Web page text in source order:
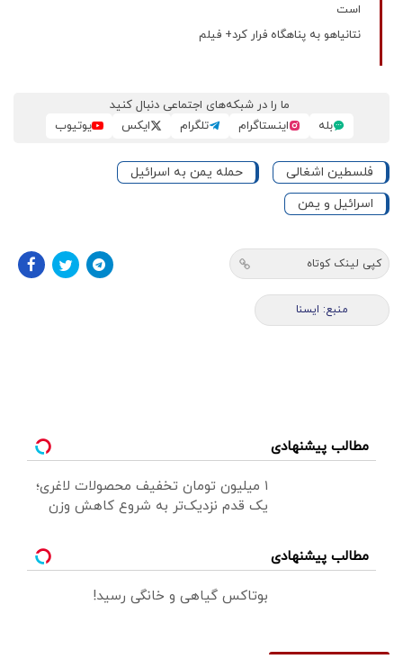
است
نتانیاهو به پناهگاه فرار کرد+ فیلم
ما را در شبکه‌های اجتماعی دنبال کنید
بله
اینستاگرام تلگرام ایکس یوتیوب
فلسطین اشغالی
حمله یمن به اسرائیل
اسرائیل و یمن
کپی لینک کوتاه
منبع: ايسنا
مطالب پیشنهادی
۱ میلیون تومان تخفیف محصولات لاغری؛
یک قدم نزدیک‌تر به شروع کاهش وزن
مطالب پیشنهادی
بوتاکس گیاهی و خانگی رسید!